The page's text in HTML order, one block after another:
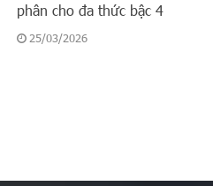
phân cho đa thức bậc 4
25/03/2026